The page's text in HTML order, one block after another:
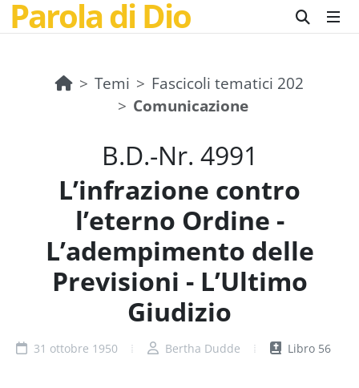
Parola di Dio
Temi
Fascicoli tematici 202
Comunicazione
B.D.-Nr. 4991
L’infrazione contro
l’eterno Ordine -
L’adempimento delle
Previsioni - L’Ultimo
Giudizio
31 ottobre 1950 Bertha Dudde Libro 56